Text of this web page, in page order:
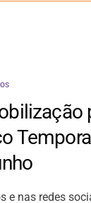
e nas redes